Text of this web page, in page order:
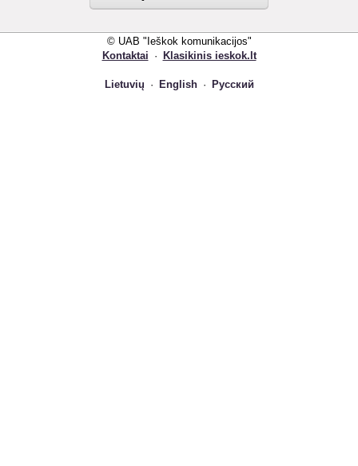
© UAB "Ieškok komunikacijos"
Kontaktai · Klasikinis ieskok.lt
Lietuvių · English · Русский